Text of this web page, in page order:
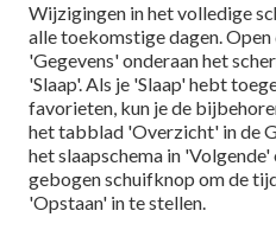
Wijzigingen in het volledige
alle toekomstige dagen.
'Gegevens' onderaan het
'Slaap'. Als je 'Slaap' hebt
favorieten, kun je de
het tabblad 'Overzicht' in de
het slaapschema in
gebogen schuifknop om de
'Opstaan' in te stellen.